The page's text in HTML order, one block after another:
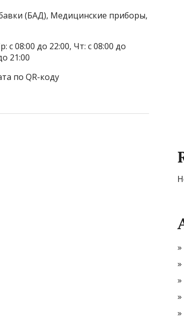
(БАД), Медицинские приборы,
с 08:00 до 22:00, Чт: с 08:00 до
21:00
по QR-коду